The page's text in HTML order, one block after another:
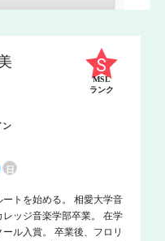
MSL
ランク
ン
日
トを始める。 相愛大学音
ッジ音楽学部卒業。 在学
ル入賞。 卒業後、フロリ